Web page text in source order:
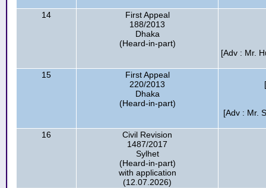
14
First Appeal
188/2013
Dhaka
(Heard-in-part)
[Adv : Mr.
15
First Appeal
220/2013
Dhaka
(Heard-in-part)
[Adv : Mr.
16
Civil Revision
1487/2017
Sylhet
(Heard-in-part)
with application
(12.07.2026)